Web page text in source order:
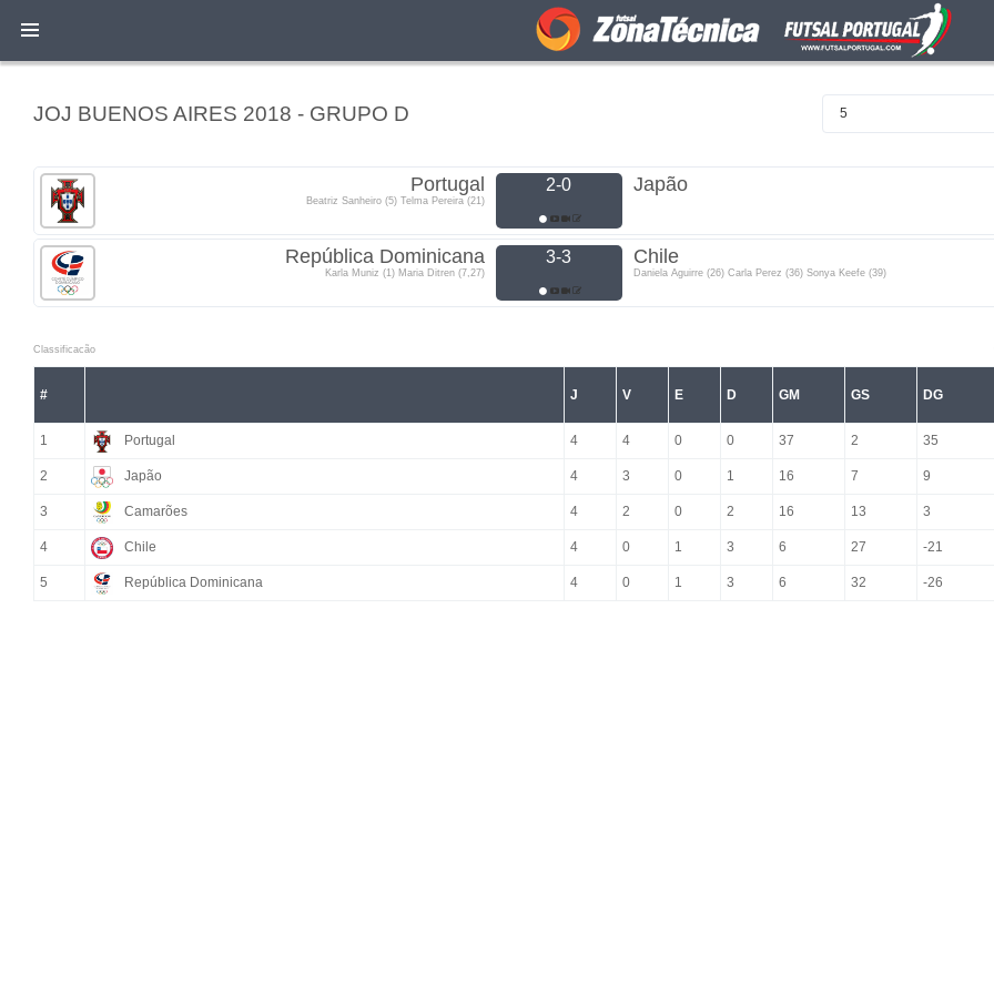
JOJ BUENOS AIRES 2018 - GRUPO D 5
Portugal
Beatriz Sanheiro (5) Telma Pereira (21)
2-0 Japão
República Dominicana
Karla Muniz (1) Maria Ditren (7,27)
3-3 Chile
Daniela Aguirre (26) Carla Perez (36) Sonya Keefe (39)
Classificacão
# J V E D GM GS DG
1 Portugal 4 4 0 0 37 2 35
2 Japão 4 3 0 1 16 7 9
3 Camarões 4 2 0 2 16 13 3
4 Chile 4 0 1 3 6 27 -21
5 República Dominicana 4 0 1 3 6 32 -26